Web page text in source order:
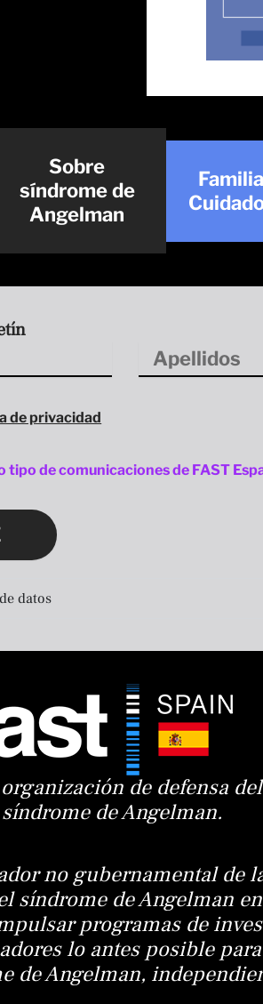
Sobre
síndrome de
Angelman
Apellidos
de privacidad
de comunicaciones de FAST
datos
de defensa
de Angelman.
no gubernamental de
síndrome de Angelman
programas de
lo antes posible
de Angelman,